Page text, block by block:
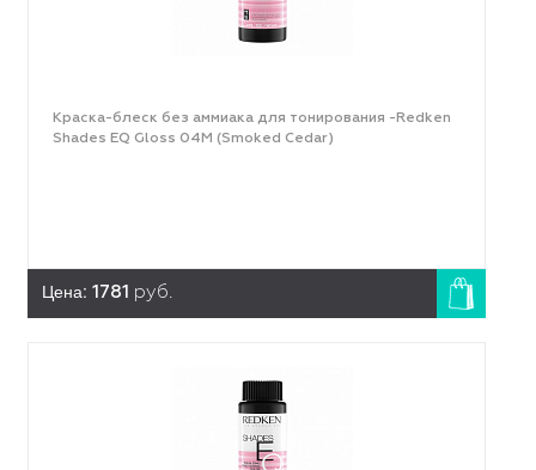
Краска-блеск без аммиака для тонирования -Redken
Shades EQ Gloss 04M (Smoked Cedar)
Цена: 1781 руб.